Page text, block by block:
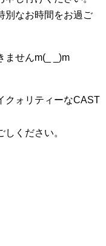
別なお時間をお過ご
ませんm(_ _)m
クォリティーなCAST
ください。